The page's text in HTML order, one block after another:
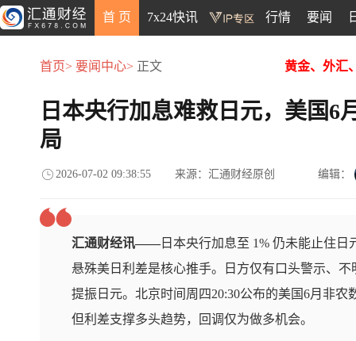
首 页 7x24快讯 行情 要闻
首页> 要闻中心> 正文 黄金、外汇
日本央行加息难救日元，美国6
局
2026-07-02 09:38:55 来源：汇通财经原创 编辑：
汇通财经讯—— 日本央行加息至 1% 仍未能止住
悬殊美日利差是核心推手。日方仅有口头警示、
提振日元。北京时间周四20:30公布的美国6月非
但利差支撑多头趋势，回调仅为做多机会。